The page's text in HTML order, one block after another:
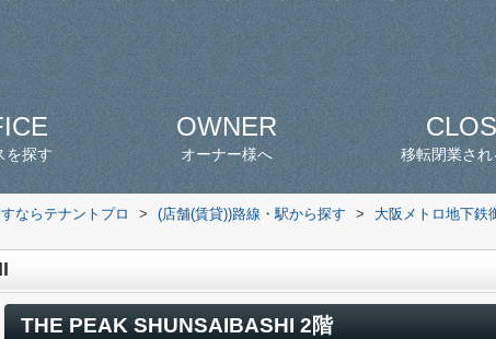
を探す
OWNER
オーナー様へ 移転閉業さ
ならテナントプロ > (店舗(賃貸))路線・駅から探す >
大阪メトロ地下鉄
THE PEAK SHUNSAIBASHI 2階